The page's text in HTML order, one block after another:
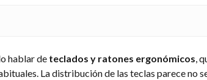
hablar de teclados y ratones ergonómicos ,
La distribución de las teclas parece no